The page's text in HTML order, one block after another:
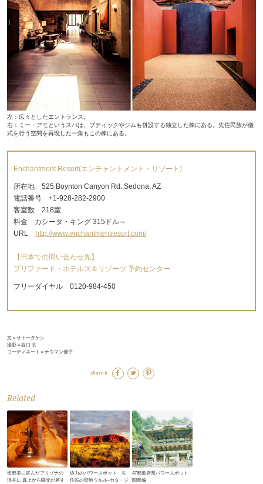
左：広々としたエントランス。
右：ミー・アモというスパは、ブティックやジムも併設する独立した棟にある。先住民族が儀
式を行う空間を再現した一角もこの棟にある。
Enchantment Resort(エンチャントメント・リゾート)
所在地 525 Boynton Canyon Rd.,Sedona, AZ
電話番号 +1-928-282-2900
客室数 218室
料金 カシータ・キング 315ドル～
URL
http://www.enchantmentresort.com/
【日本での問い合わせ先】
プリファード・ホテルズ＆リゾーツ 予約センター
フリーダイヤル 0120-984-450
文＝サトータケシ
撮影＝谷口 京
コーディネート＝ナウマン優子
Share it
Related
造形美に富んだアリゾナの
渓谷に 真上から陽光が差す
迫力のパワースポット 先
住民の聖地ウルル‒カタ・ジ
47都道府県パワースポット
関東編